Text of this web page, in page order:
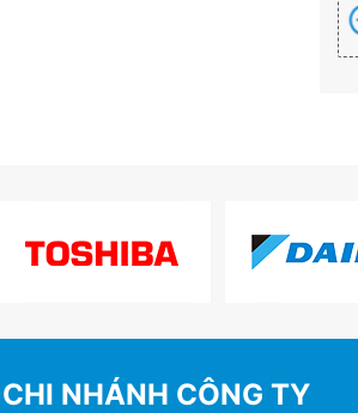
CHI NHÁNH CÔNG TY